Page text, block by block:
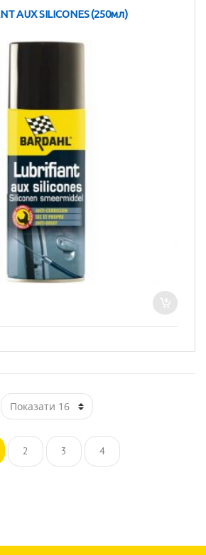
AUX SILICONES (250мл)
2 3 4